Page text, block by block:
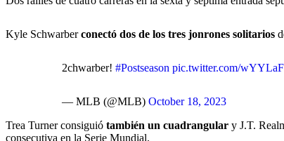
Kyle Schwarberconectó dos de los tres jonrones solitarios
2chwarber! #Postseason pic.twitter.com/
— MLB (@MLB) October 18, 2023
Trea Turner consiguió también un cuadrangular y J.T.
consecutiva en la Serie Mundial.